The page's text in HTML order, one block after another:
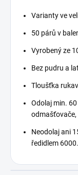
Varianty ve
50 párů v
Vyrobený ze
Bez pudru a
Tloušťka
Odolaj min.
odmašťovače,
Neodolaj ani
ředidlem 6000.